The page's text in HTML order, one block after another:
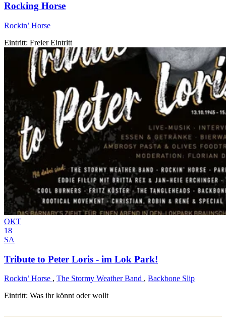
Rocking Horse
Rockin’ Horse
Eintritt: Freier Eintritt
OKT
18
SA
Tribute to Peter Loris - im Lok Park!
Rockin’ Horse , The Stormy Weather Band , Backbone Slip
Eintritt: Was ihr könnt oder wollt